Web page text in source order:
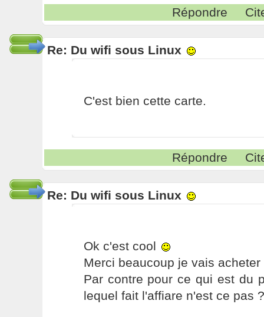
Répondre
Re: Du wifi sous Linux
C'est bien cette carte.
Répondre
Re: Du wifi sous Linux
Ok c'est cool
Merci beaucoup je vais
Par contre pour ce qui est du
lequel fait l'affiare n'est ce pas ?